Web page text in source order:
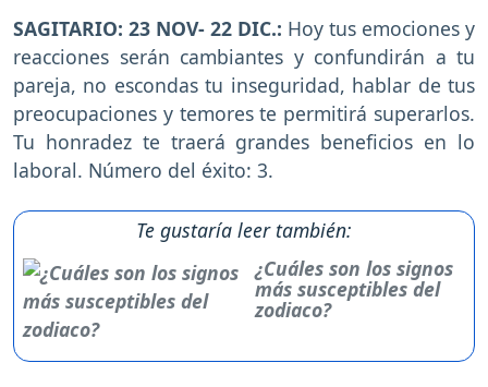
SAGITARIO: 23 NOV- 22 DIC.: Hoy tus emociones y
reacciones serán cambiantes y confundirán a tu
pareja, no escondas tu inseguridad, hablar de tus
preocupaciones y temores te permitirá superarlos.
Tu honradez te traerá grandes beneficios en lo
laboral. Número del éxito: 3.
Te gustaría leer también:
¿Cuáles son los signos
más susceptibles del
zodiaco?